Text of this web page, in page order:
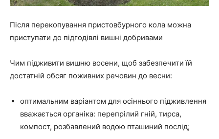
Після перекопування пристовбурного кола можна
приступати до підгодівлі вишні добривами
Чим підживити вишню восени, щоб забезпечити їй
достатній обсяг поживних речовин до весни:
оптимальним варіантом для осіннього підживлення
вважається органіка: перепрілий гній, тирса,
компост, розбавлений водою пташиний послід;